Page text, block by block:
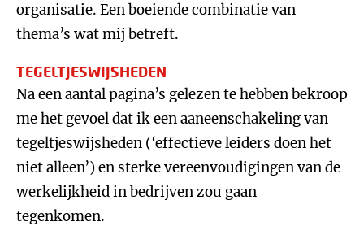
organisatie. Een boeiende combinatie van
thema’s wat mij betreft.
TEGELTJESWIJSHEDEN
Na een aantal pagina’s gelezen te hebben bekroop
me het gevoel dat ik een aaneenschakeling van
tegeltjeswijsheden (‘effectieve leiders doen het
niet alleen’) en sterke vereenvoudigingen van de
werkelijkheid in bedrijven zou gaan
tegenkomen.